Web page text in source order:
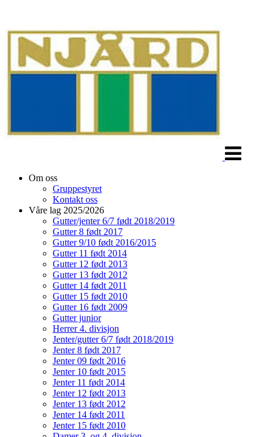
Om oss
Gruppestyret
Kontakt oss
Våre lag 2025/2026
Gutter/jenter 6/7 født 2018/2019
Gutter 8 født 2017
Gutter 9/10 født 2016/2015
Gutter 11 født 2014
Gutter 12 født 2013
Gutter 13 født 2012
Gutter 14 født 2011
Gutter 15 født 2010
Gutter 16 født 2009
Gutter junior
Herrer 4. divisjon
Jenter/gutter 6/7 født 2018/2019
Jenter 8 født 2017
Jenter 09 født 2016
Jenter 10 født 2015
Jenter 11 født 2014
Jenter 12 født 2013
Jenter 13 født 2012
Jenter 14 født 2011
Jenter 15 født 2010